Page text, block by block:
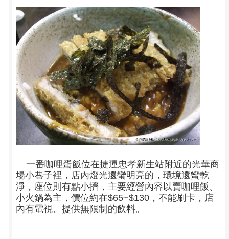
一番咖哩蛋飯位在捷運忠孝新生站附近的光華商
場小巷子裡，店內燈光還蠻明亮的，環境還蠻乾
淨，座位則有點小擠，主要經營內容以賣咖哩飯 、
小火鍋為主，價位約在$65~$130，不能刷卡，店
內有電視、提供無限制的飲料。